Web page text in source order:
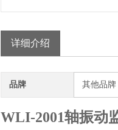
详细介绍
品牌 其他品牌
WLI-2001轴振动